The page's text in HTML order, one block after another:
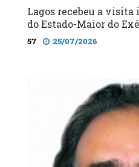
Lagos recebeu a
do Estado-Maior do
57 25/07/2026